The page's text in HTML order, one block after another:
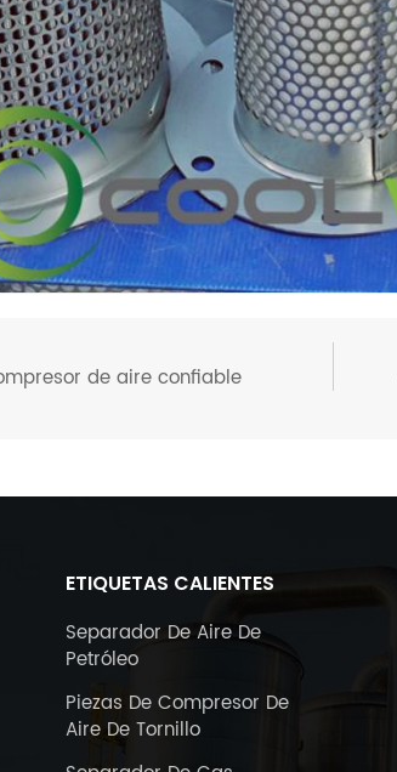
de aire confiable
ETIQUETAS CALIENTES
Separador De Aire De
Petróleo
Piezas De Compresor De
Aire De Tornillo